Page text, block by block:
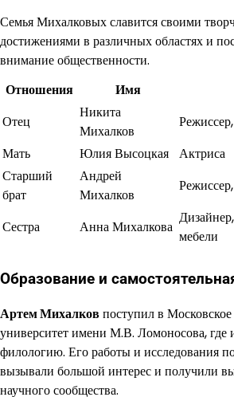
Семья Михалковых славится своими
достижениями в различных областях и
внимание общественности.
Отношения
Имя
Отец
Никита
Михалков
Мать
Юлия Высоцкая Актриса
Старший
брат
Андрей
Михалков
Сестра Анна Михалкова
мебели
Образование и
Артем Михалковпоступил в Московское
университет имени М.В. Ломоносова, где
филологию. Его работы и исследования
вызывали большой интерес и получили
научного сообщества.